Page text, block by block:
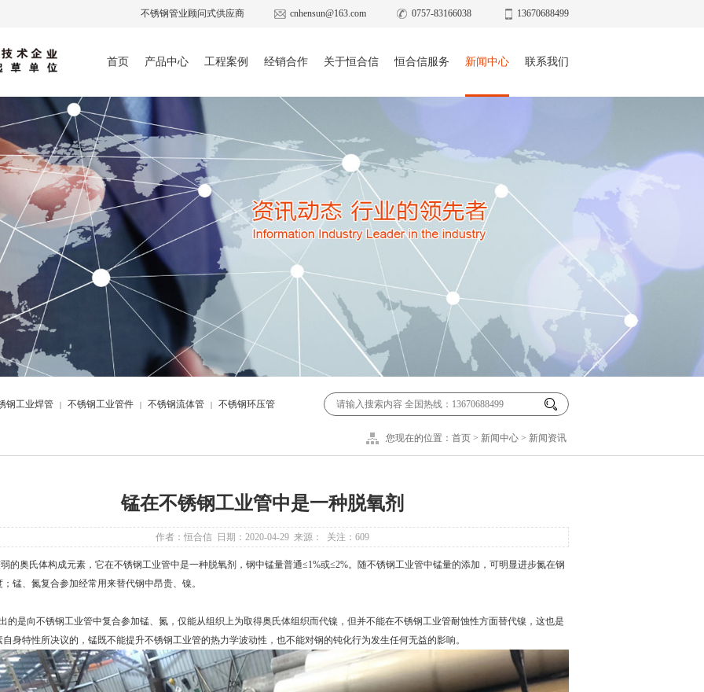
不锈钢管业顾问式供应商 cnhensun@163.com 0757-83166038 13670688499
首页 产品中心 工程案例 经销合作 关于恒合信 恒合信服务 新闻中心 联系我们
钢工业焊管 | 不锈钢工业管件 | 不锈钢流体管 | 不锈钢环压管
您现在的位置： 首页 > 新闻中心 > 新闻资讯
锰在不锈钢工业管中是一种脱氧剂
作者：恒合信 日期：2020-04-29 来源： 关注： 609
奥氏体构成元素，它在不锈钢工业管中是一种脱氧剂，钢中锰量普通≤1%或≤2%。随不锈钢工业管中锰量的添加，可明显进步氮在钢
锰、氮复合参加经常用来替代钢中昂贵、镍。
是向不锈钢工业管中复合参加锰、氮，仅能从组织上为取得奥氏体组织而代镍，但并不能在不锈钢工业管耐蚀性方面替代镍，这也是
自身特性所决议的，锰既不能提升不锈钢工业管的热力学波动性，也不能对钢的钝化行为发生任何无益的影响。